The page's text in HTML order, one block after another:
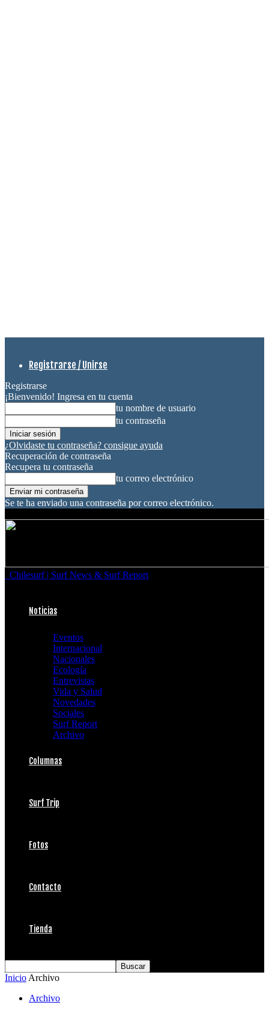
Registrarse / Unirse
Registrarse
¡Bienvenido! Ingresa en tu cuenta
tu nombre de usuario
tu contraseña
¿Olvidaste tu contraseña? consigue ayuda
Recuperación de contraseña
Recupera tu contraseña
tu correo electrónico
Se te ha enviado una contraseña por correo electrónico.
Chilesurf | Surf News & Surf Report
Noticias
Eventos
Internacional
Nacionales
Ecología
Entrevistas
Vida y Salud
Novedades
Sociales
Surf Report
Archivo
Columnas
Surf Trip
Fotos
Contacto
Tienda
Inicio Archivo
Archivo